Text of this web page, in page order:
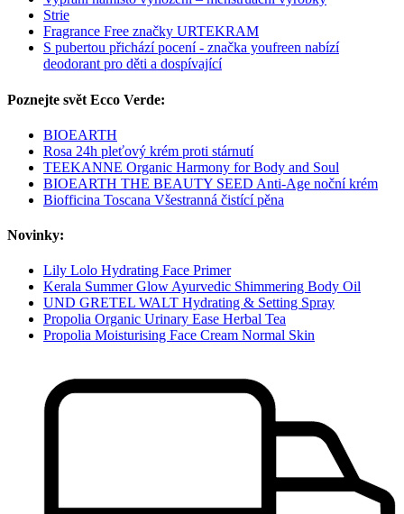
Strie
Fragrance Free značky URTEKRAM
S pubertou přichází pocení - značka youfreen nabízí
deodorant pro děti a dospívající
Poznejte svět Ecco Verde:
BIOEARTH
Rosa 24h pleťový krém proti stárnutí
TEEKANNE Organic Harmony for Body and Soul
BIOEARTH THE BEAUTY SEED Anti-Age noční krém
Biofficina Toscana Všestranná čistící pěna
Novinky:
Lily Lolo Hydrating Face Primer
Kerala Summer Glow Ayurvedic Shimmering Body Oil
UND GRETEL WALT Hydrating & Setting Spray
Propolia Organic Urinary Ease Herbal Tea
Propolia Moisturising Face Cream Normal Skin